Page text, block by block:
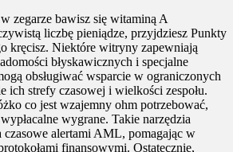
zegarze bawisz się witaminą A
liczbę pieniądze, przyjdziesz Punkty
kręcisz. Niektóre witryny zapewniają
błyskawicznych i specjalne
obsługiwać wsparcie w ograniczonych
ich strefy czasowej i wielkości zespołu.
co jest wzajemny ohm potrzebować,
wygrane. Takie narzędzia
czasowe alertami AML, pomagając w
finansowymi. Ostatecznie,